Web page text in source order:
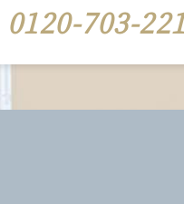
703-